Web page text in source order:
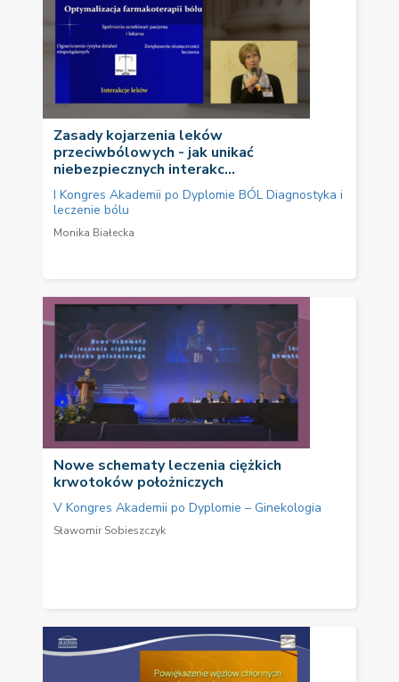
Zasady kojarzenia leków
przeciwbólowych - jak unikać
niebezpiecznych interakc...
I Kongres Akademii po Dyplomie BÓL Diagnostyka i
leczenie bólu
Monika Białecka
Nowe schematy leczenia ciężkich
krwotoków położniczych
V Kongres Akademii po Dyplomie – Ginekologia
Sławomir Sobieszczyk